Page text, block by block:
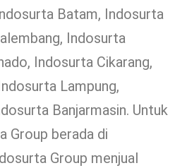
Batam, Indosurta
Indosurta
Indosurta Cikarang,
Lampung,
Banjarmasin. Untuk
Group berada di
Group menjual